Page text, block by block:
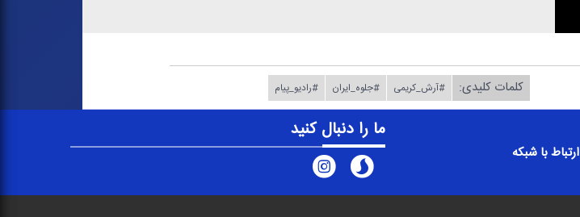
کلمات کلیدی: #آرش_كریمی #جلوه_ایران #رادیو_پیام
ارتباط با شبکه
ما را دنبال کنید